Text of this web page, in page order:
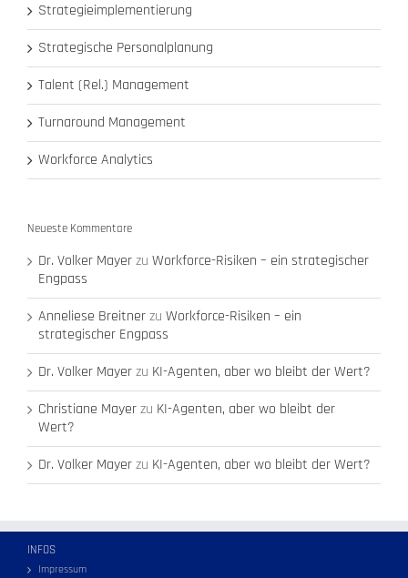
Strategieimplementierung
Strategische Personalplanung
Talent (Rel.) Management
Turnaround Management
Workforce Analytics
Neueste Kommentare
Dr. Volker Mayerzu Workforce-Risiken – ein strategischer
Engpass
Anneliese Breitnerzu Workforce-Risiken – ein
strategischer Engpass
Dr. Volker Mayerzu KI-Agenten, aber wo bleibt der Wert?
Christiane Mayerzu KI-Agenten, aber wo bleibt der
Wert?
Dr. Volker Mayerzu KI-Agenten, aber wo bleibt der Wert?
INFOS
Impressum